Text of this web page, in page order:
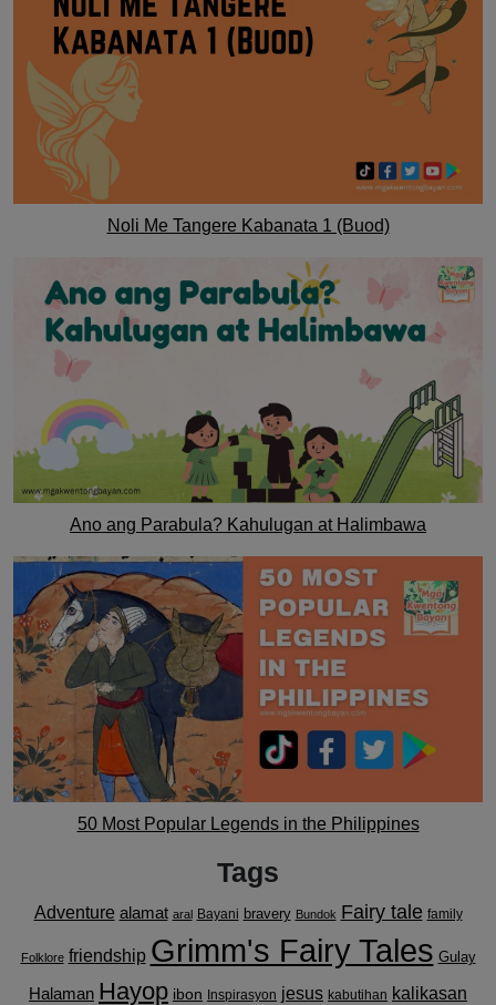
Noli Me Tangere Kabanata 1 (Buod)
Ano ang Parabula? Kahulugan at Halimbawa
50 Most Popular Legends in the Philippines
Tags
Adventure alamat aral Bayani bravery Bundok Fairy tale family
Folklore friendship Grimm's Fairy Tales Gulay
Halaman Hayop ibon Inspirasyon jesus kabutihan kalikasan